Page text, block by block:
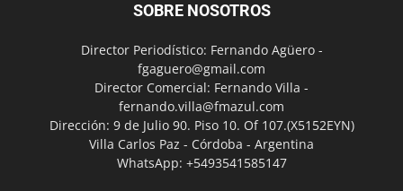
SOBRE NOSOTROS
Director Periodístico: Fernando Agüero -
fgaguero@gmail.com
Director Comercial: Fernando Villa -
fernando.villa@fmazul.com
Dirección: 9 de Julio 90. Piso 10. Of 107.(X5152EYN)
Villa Carlos Paz - Córdoba - Argentina
WhatsApp: +5493541585147